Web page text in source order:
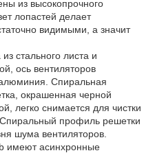
из высокопрочного
лопастей делает
видимыми, а значит
стального листа и
ось вентиляторов
Спиральная
окрашенная черной
легко снимается для чистки
Спиральный профиль решетки
шума вентиляторов.
имеют асинхронные